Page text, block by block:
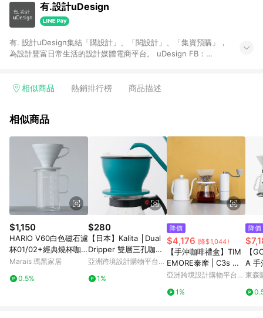
有.設計uDesign
有. 設計uDesign集結「購設計」、「閱設計」、「集資預購」，
為設計豐富日常生活的設計媒體電商平台。 uDesign FB：
並在同一瀏覽器於24小時內結帳，才具點數回饋資格。 2. 使用以
透過 LINE 購物連結到[有. 設計]以外之網站購買之商品不具贈點
規格、顏色、價位、贈品如與 [有. 設計]商品資訊頁及購物車不
符，以 [有. 設計]購物商品資訊頁及購物車標示為準。 7. 點數紅
包使用規則請以點數紅包活動說明為準。
相似商品 熱銷排行榜 商品描述
相似商品
$1,150
HARIO V60白色磁石濾
杯01/02+經典燒杯咖
啡壺300ml/600ml套裝
00ml
Marais 瑪黑家居
0.5%
$280
【日本】Kalita │Dual
Dripper 雙層三孔咖啡
濾杯(薄荷綠)
亞洲跨境設計購物平台
1%
降價
$4,176 (降$1,044)
【手沖咖啡禮盒】TIM
EMORE泰摩 | C3s 經
典手沖咖啡套裝【黑/
亞洲跨境設計購物平台
1%
降價
【
A 手
東森